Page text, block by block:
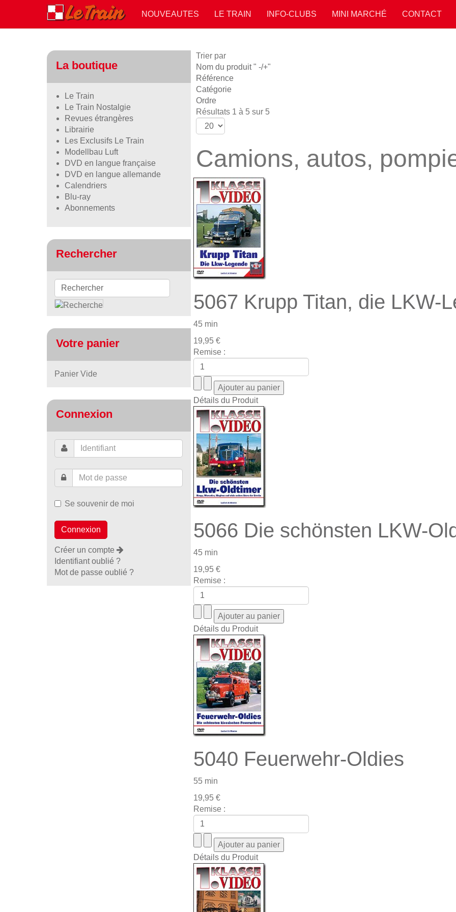
NOUVEAUTES LE TRAIN INFO-CLUBS MINI MARCHÉ CONTACT
Trier par
Nom du produit " -/+"
Référence
Catégorie
Ordre
Résultats 1 à 5 sur 5
Camions, autos,
5067 Krupp Titan, die LKW-
45 min
19,95 €
Remise :
Détails du Produit
5066 Die schönsten LKW-
45 min
19,95 €
Remise :
Détails du Produit
5040 Feuerwehr-Oldies
55 min
19,95 €
Remise :
Détails du Produit
La boutique
Le Train
Le Train Nostalgie
Revues étrangères
Librairie
Les Exclusifs Le Train
Modellbau Luft
DVD en langue française
DVD en langue allemande
Calendriers
Blu-ray
Abonnements
Rechercher
Votre panier
Panier Vide
Connexion
Se souvenir de moi
Créer un compte
Identifiant oublié ?
Mot de passe oublié ?